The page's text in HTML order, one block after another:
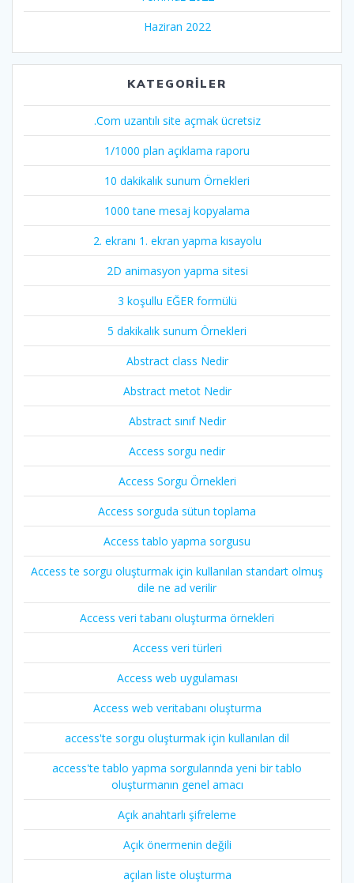
Haziran 2022
KATEGORILER
.Com uzantılı site açmak ücretsiz
1/1000 plan açıklama raporu
10 dakikalık sunum Örnekleri
1000 tane mesaj kopyalama
2. ekranı 1. ekran yapma kısayolu
2D animasyon yapma sitesi
3 koşullu EĞER formülü
5 dakikalık sunum Örnekleri
Abstract class Nedir
Abstract metot Nedir
Abstract sınıf Nedir
Access sorgu nedir
Access Sorgu Örnekleri
Access sorguda sütun toplama
Access tablo yapma sorgusu
Access te sorgu oluşturmak için kullanılan standart olmuş
dile ne ad verilir
Access veri tabanı oluşturma örnekleri
Access veri türleri
Access web uygulaması
Access web veritabanı oluşturma
access'te sorgu oluşturmak için kullanılan dil
access'te tablo yapma sorgularında yeni bir tablo
oluşturmanın genel amacı
Açık anahtarlı şifreleme
Açık önermenin değili
açılan liste oluşturma